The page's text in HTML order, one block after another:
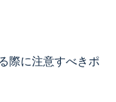
際に注意すべきポ